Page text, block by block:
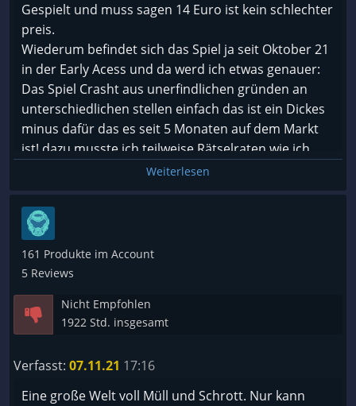
Gespielt und muss sagen 14 Euro ist kein schlechter
preis.
Wiederum befindet sich das Spiel ja seit Oktober 21
in der Early Acess und da werd ich etwas genauer:
Das Spiel Crasht aus unerfindlichen gründen an
unterschiedlichen stellen einfach das ist ein Dickes
minus dafür das es seit 5 Monaten auf dem Markt
ist! dazu musste ich teilweise Rätselraten wie ich
welche Quest erfüllen kann da nichtmal dran
gedacht wurde evtl dahinter zu schreiben welche
Taste benötigt wird oder so. Dazu Bugt das Spiel
immens! Ich konnte Teilweise die kleinen
nebenquests nicht machen noch die Hauptquest
weil zb. auf dem großen schrottplatz ich das auto
Fehler die können auftreten in einer Early Acess
doch meine Damen und Herren nicht nach 5!
Horror finde ich die ist Unübersichtlich und hat kein
Schema, das betrifft auch die Pressen.
Weiterlesen
161 Produkte im Account
5 Reviews
Nicht Empfohlen
1922 Std. insgesamt
Verfasst: 07.11.21 17:16
Eine große Welt voll Müll und Schrott. Nur kann